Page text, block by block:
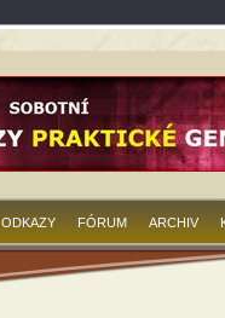
ODKAZY FÓRUM ARCHIV